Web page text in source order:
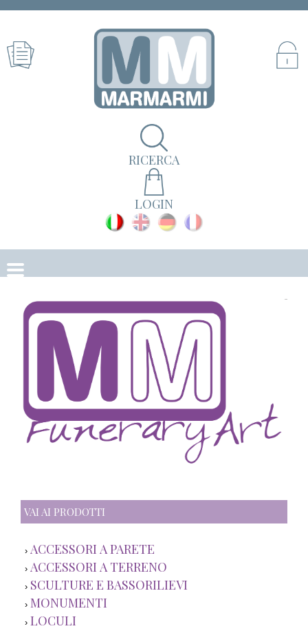
RICERCA
LOGIN
VAI AI PRODOTTI
› ACCESSORI A PARETE
› ACCESSORI A TERRENO
› SCULTURE E BASSORILIEVI
› MONUMENTI
› LOCULI